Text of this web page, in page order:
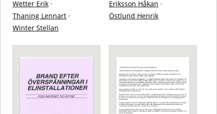
Wetter Erik ·
Thaning Lennart ·
Winter Stellan
Eriksson Håkan ·
Östlund Henrik